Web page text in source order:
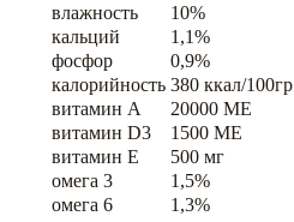
влажность
10%
кальций
1,1%
фосфор
0,9%
калорийность 380 ккал/100гр
витамин A
20000 ME
витамин D3
1500 ME
витамин E
500 мг
омега 3
1,5%
омега 6
1,3%